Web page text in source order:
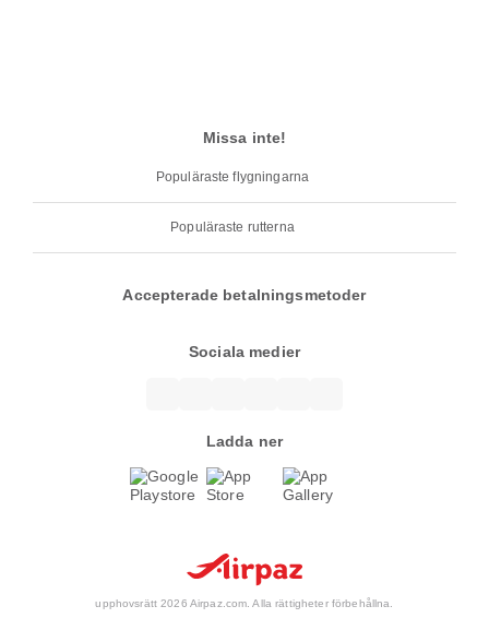
Missa inte!
Populäraste flygningarna
Populäraste rutterna
Accepterade betalningsmetoder
Sociala medier
Ladda ner
upphovsrätt 2026 Airpaz.com. Alla rättigheter förbehållna.